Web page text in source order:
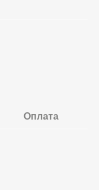
Оплата